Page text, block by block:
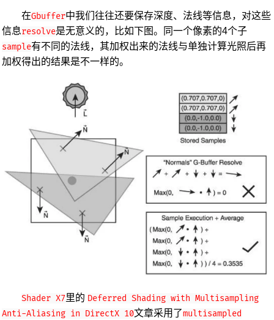
在Gbuffer中我们往往还要保存深度、法线等信息，对这些
信息resolve是无意义的，比如下图。同一个像素的4个子
sample有不同的法线，其加权出来的法线与单独计算光照后再
加权得出的结果是不一样的。
Shader X7里的 Deferred Shading with Multisampling
Anti-Aliasing in DirectX 10文章采用了multisampled